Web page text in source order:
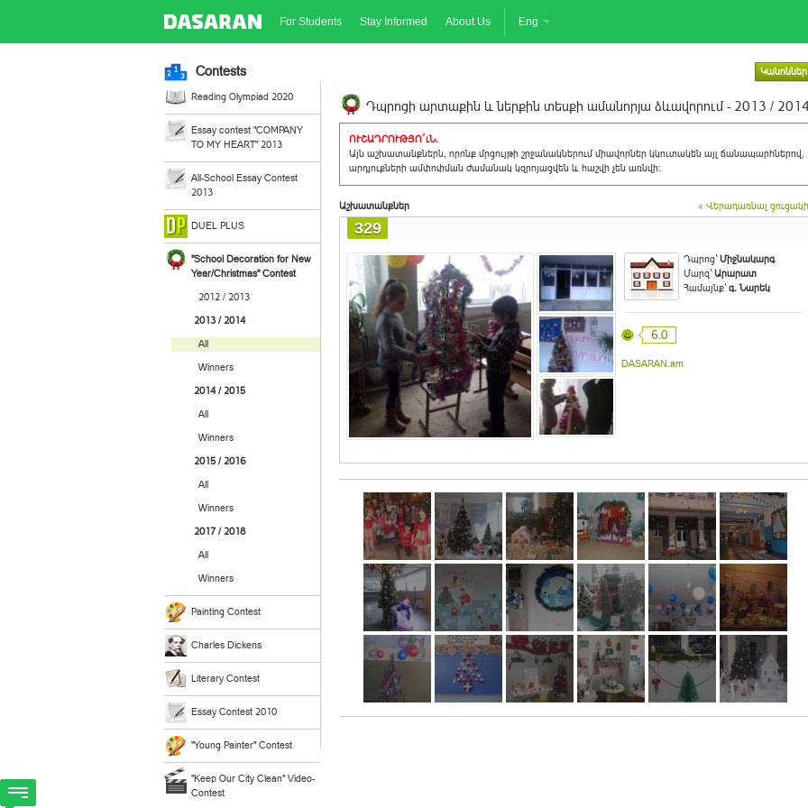
For Students Stay Informed About Us Eng
Contests Կանոններ
Reading Olympiad 2020
Essay contest "COMPANY
TO MY HEART" 2013
All-School Essay Contest
2013
DUEL PLUS
"School Decoration for New
Year/Christmas" Contest
2012 / 2013
2013 / 2014
All
Winners
2014 / 2015
All
Winners
2015 / 2016
All
Winners
2017 / 2018
All
Winners
Painting Contest
Charles Dickens
Literary Contest
Essay Contest 2010
"Young Painter" Contest
"Keep Our City Clean" Video-
Contest
Դպրոցի արտաքին և ներքին տեսքի ամանորյա ձևավորում - 2013 / 2014
ՈՒՇԱԴՐՈՒԹՅՈ´ւՆ.
Այն աշխատանքներն, որոնք մրցույթի շրջանակներում միավորներ կկուտակեն այլ ճանապարհներով,
արդյուքների ամփոփման ժամանակ կզրոյացվեն և հաշվի չեն առնվի:
Աշխատանքներ « Վերադառնալ
329
Դպրոց`Միջնակարգ
Մարզ`Արարատ
Համայնք`գ. Նարեկ
6.0
DASARAN.am